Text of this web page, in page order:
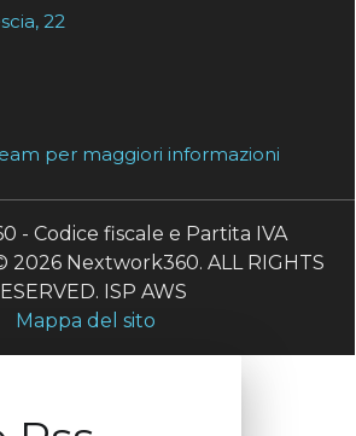
22
per maggiori informazioni
- Codice fiscale e Partita IVA
2026 Nextwork360. ALL RIGHTS
ISP AWS
Mappa del sito